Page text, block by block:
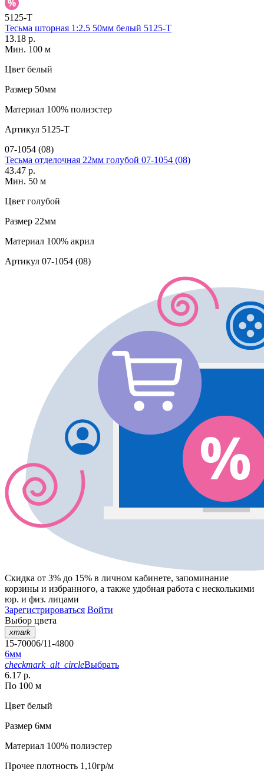
5125-T
Тесьма шторная 1:2.5 50мм белый 5125-T
13.18 р.
Мин. 100 м
Цвет белый
Размер 50мм
Материал 100% полиэстер
Артикул 5125-T
07-1054 (08)
Тесьма отделочная 22мм голубой 07-1054 (08)
43.47 р.
Мин. 50 м
Цвет голубой
Размер 22мм
Материал 100% акрил
Артикул 07-1054 (08)
Скидка от 3% до 15% в личном кабинете, запоминание
корзины и избранного, а также удобная работа с несколькими
юр. и физ. лицами
Зарегистрироваться Войти
Выбор цвета
xmark
15-70006/11-4800
6мм
checkmark_alt_circleВыбрать
6.17 р.
По 100 м
Цвет белый
Размер 6мм
Материал 100% полиэстер
Прочее плотность 1,10гр/м